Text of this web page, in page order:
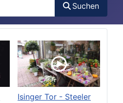
Suchen
Isinger Tor - Steeler